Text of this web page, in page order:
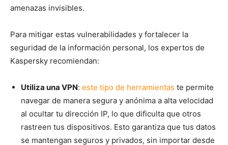
amenazas invisibles.
Para mitigar estas vulnerabilidades y fortalecer la
seguridad de la información personal, los expertos de
Kaspersky recomiendan:
Utiliza una VPN: este tipo de herramientas te permite
navegar de manera segura y anónima a alta velocidad
al ocultar tu dirección IP, lo que dificulta que otros
rastreen tus dispositivos. Esto garantiza que tus datos
se mantengan seguros y privados, sin importar desde